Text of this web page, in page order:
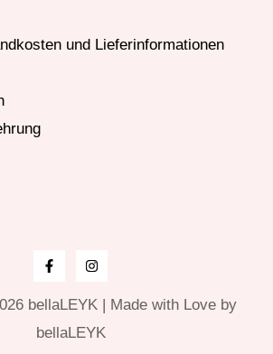
und Lieferinformationen
bellaLEYK | Made with Love by
bellaLEYK